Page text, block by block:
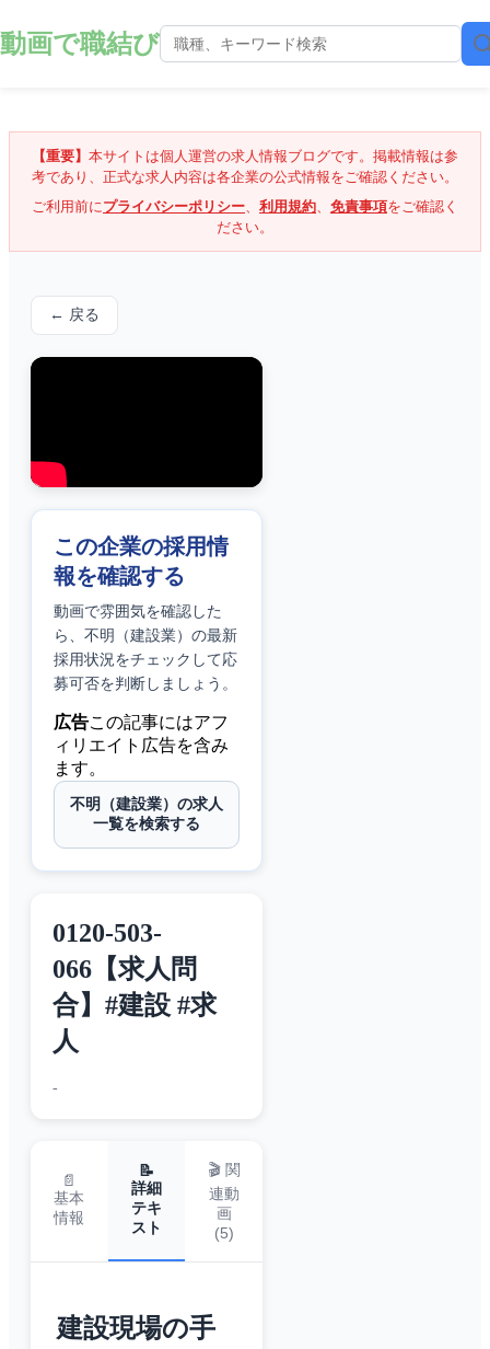
動画で職結び
【重要】 本サイトは個人運営の求人情報ブログです。掲載情報は参
考であり、正式な求人内容は各企業の公式情報をご確認ください。
ご利用前にプライバシーポリシー、 利用規約、 免責事項をご確認く
ださい。
← 戻る
この企業の採用情
報を確認する
動画で雰囲気を確認した
ら、 不明（建設業） の最新
採用状況をチェックして応
募可否を判断しましょう。
広告この記事にはアフ
ィリエイト広告を含み
ます。
不明（建設業）の求人
一覧を検索する
0120-503-
066【求人問
合】#建設 #求
人
-
📄
基本
情報
📝
詳細
テキ
スト
🎬 関
連動
画
(5)
建設現場の手